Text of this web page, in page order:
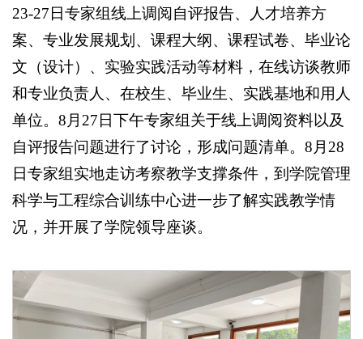
23-27日专家组线上调阅自评报告、人才培养方
案、专业发展规划、课程大纲、课程试卷、毕业论
文（设计）、实验实践活动等材料，在线访谈教师
和专业负责人、在校生、毕业生、实践基地和用人
单位。8月27日下午专家组关于线上调阅资料以及
自评报告问题进行了讨论，形成问题清单。8月28
日专家组实地走访考察教学支撑条件，到学院管理
科学与工程综合训练中心进一步了解实践教学情
况，并开展了学院领导座谈。